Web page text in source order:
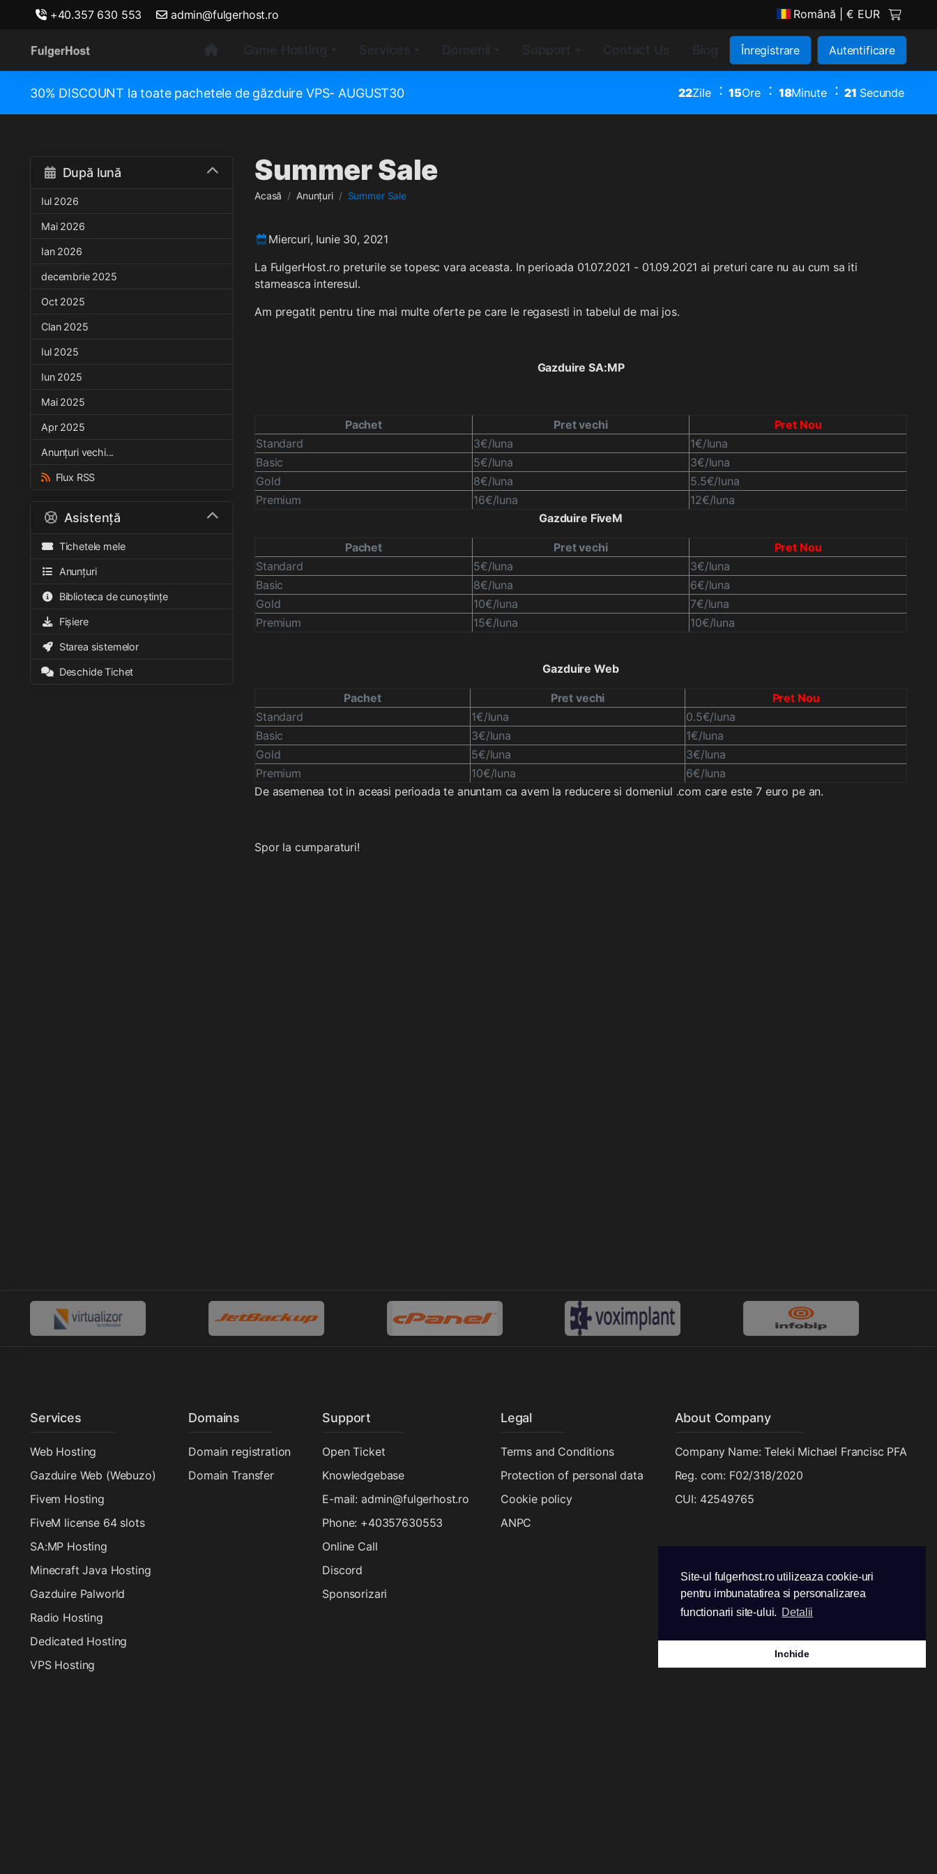
Site-ul fulgerhost.ro utilizeaza cookie-uri
pentru imbunatatirea si personalizarea
functionarii site-ului. Detalii
Inchide
+40.357 630 553 admin@fulgerhost.ro Română | € EUR
Game Hosting Services Domenii Support Contact Us Blog Înregistrare Autentificare
30% DISCOUNT la toate pachetele de găzduire VPS- AUGUST30 22Zile 15Ore 18Minute 21 Secunde
După lună
Iul 2026
Mai 2026
Ian 2026
decembrie 2025
Oct 2025
Clan 2025
Iul 2025
Iun 2025
Mai 2025
Apr 2025
Anunțuri vechi...
Flux RSS
Asistență
Tichetele mele
Anunțuri
Biblioteca de cunoștințe
Fișiere
Starea sistemelor
Deschide Tichet
Summer Sale
Acasă Anunțuri Summer Sale
Miercuri, Iunie 30, 2021
La FulgerHost.ro preturile se topesc vara aceasta. In perioada 01.07.2021 - 01.09.2021 ai preturi care nu au cum sa iti
starneasca interesul.
Am pregatit pentru tine mai multe oferte pe care le regasesti in tabelul de mai jos.
Gazduire SA:MP
Pachet Pret vechi
Pret Nou
Standard
3€/luna
1€/luna
Basic
5€/luna
3€/luna
Gold
8€/luna
5.5€/luna
Premium
16€/luna
12€/luna
Gazduire FiveM
Pachet Pret vechi
Pret Nou
Standard
5€/luna
3€/luna
Basic
8€/luna
6€/luna
Gold
10€/luna
7€/luna
Premium
15€/luna 10€/luna
Gazduire Web
Pachet Pret vechi
Pret Nou
Standard
1€/luna
0.5€/luna
Basic
3€/luna
1€/luna
Gold
5€/luna
3€/luna
Premium
10€/luna
6€/luna
De asemenea tot in aceasi perioada te anuntam ca avem la reducere si domeniul .com care este 7 euro pe an.
Spor la cumparaturi!
Services
Web Hosting
Gazduire Web (Webuzo)
Fivem Hosting
FiveM license 64 slots
SA:MP Hosting
Minecraft Java Hosting
Gazduire Palworld
Radio Hosting
Dedicated Hosting
VPS Hosting
Domains
Domain registration
Domain Transfer
Support
Open Ticket
Knowledgebase
E-mail: admin@fulgerhost.ro
Phone: +40357630553
Online Call
Discord
Sponsorizari
Legal
Terms and Conditions
Protection of personal data
Cookie policy
ANPC
About Company
Company Name: Teleki Michael Francisc PFA
Reg. com: F02/318/2020
CUI: 42549765